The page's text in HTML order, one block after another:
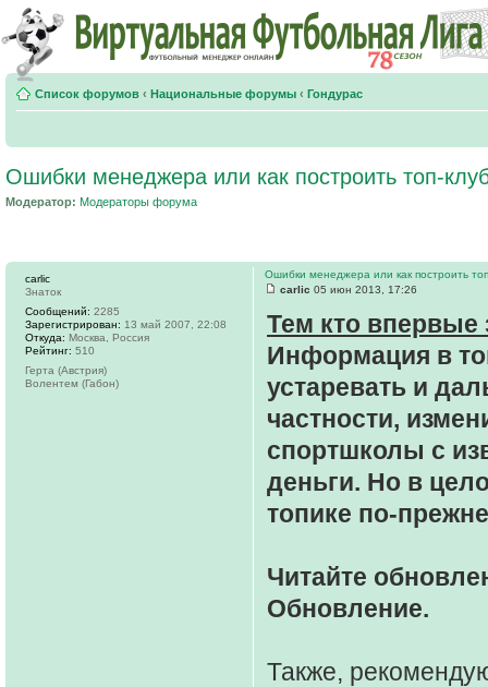
Список форумов ‹ Национальные форумы ‹ Гондурас
Ошибки менеджера или как построить топ-
Модератор: Модераторы форума
Ошибки менеджера или как построить
carlic 05 июн 2013, 17:26
Тем кто впервые
Информация в
устаревать и
частности,
спортшколы с
деньги. Но в
топике по-
Читайте
Обновление.
Также,
carlic
Знаток
Сообщений: 2285
Зарегистрирован: 13 май 2007, 22:08
Откуда: Москва, Россия
Рейтинг: 510
Герта (Австрия)
Волентем (Габон)